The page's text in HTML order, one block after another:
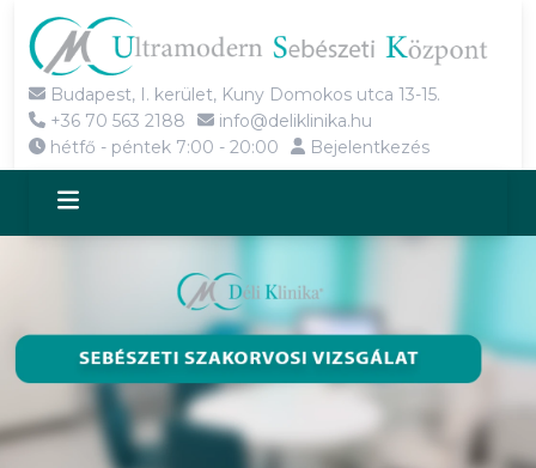
Budapest, I. kerület, Kuny Domokos utca 13-15.
+36 70 563 2188
info@deliklinika.hu
hétfő - péntek 7:00 - 20:00
Bejelentkezés